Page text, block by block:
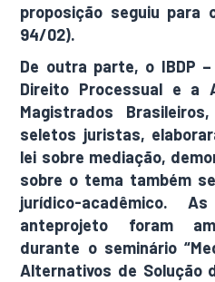
proposição seguiu para
94/02).
De outra parte, o IBDP
Direito Processual e a
Magistrados
seletos juristas,
lei sobre mediação,
sobre o tema também
jurídico-acadêmico.
anteprojeto foram
durante o seminário
Alternativos de Solução